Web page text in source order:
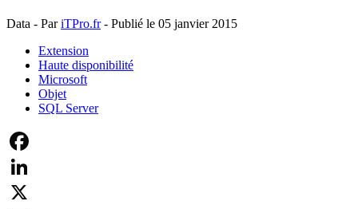
Data - PariTPro.fr- Publié le 05 janvier 2015
Extension
Haute disponibilité
Microsoft
Objet
SQL Server
Facebook
LinkedIn